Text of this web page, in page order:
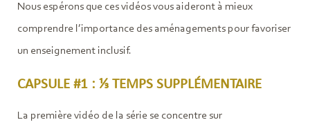
Nous espérons que ces vidéos vous aideront à mieux
comprendre l’importance des aménagements pour favoriser
un enseignement inclusif.
CAPSULE #1 : ⅓ TEMPS SUPPLÉMENTAIRE
La première vidéo de la série se concentre sur